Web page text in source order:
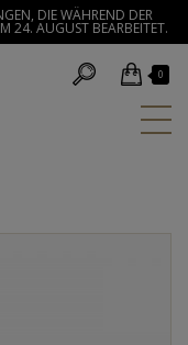
DIE WÄHREND DER
24. AUGUST BEARBEITET.
0